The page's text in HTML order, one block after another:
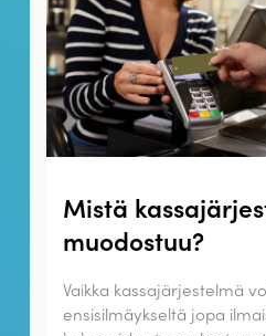
Mistä
muodostuu?
Vaikka kassajärjestelmä
ensisilmäykseltä jopa